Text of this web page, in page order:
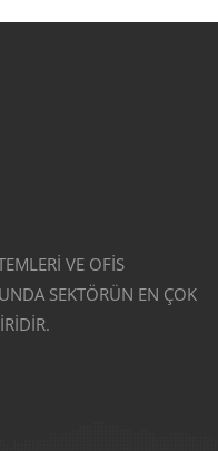
VE OFİS
SEKTÖRÜN EN ÇOK